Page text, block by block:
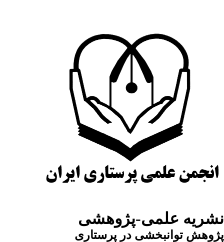
علمی-پژوهشی
توانبخشی در پرستاری